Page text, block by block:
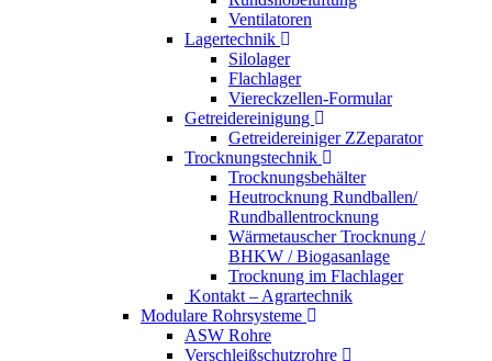
Ventilatoren
Lagertechnik
Silolager
Flachlager
Viereckzellen-Formular
Getreidereinigung
Getreidereiniger ZZeparator
Trocknungstechnik
Trocknungsbehälter
Heutrocknung Rundballen/
Rundballentrocknung
Wärmetauscher Trocknung /
BHKW / Biogasanlage
Trocknung im Flachlager
Kontakt – Agrartechnik
Modulare Rohrsysteme
ASW Rohre
Verschleißschutzrohre